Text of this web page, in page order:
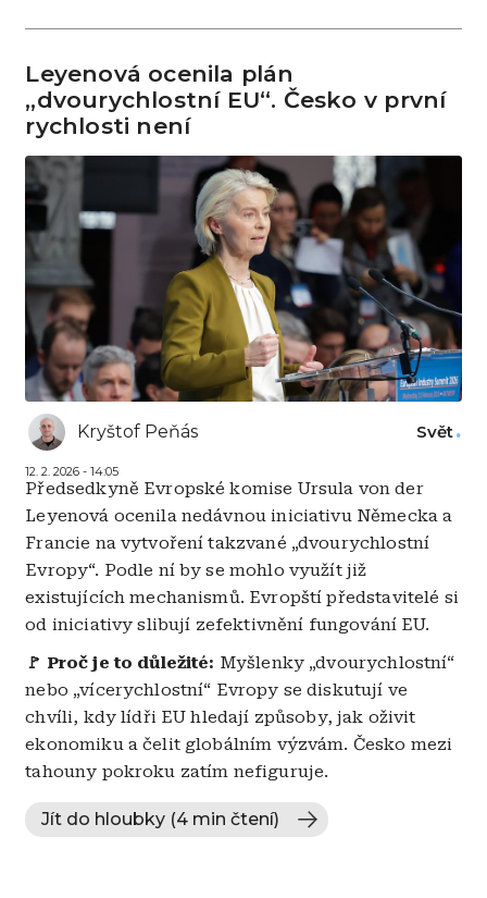
Leyenová ocenila plán
„dvourychlostní EU“. Česko v první
rychlosti není
Kryštof Peňás
12. 2. 2026 - 14:05
Svět
Předsedkyně Evropské komise Ursula von der
Leyenová ocenila nedávnou iniciativu Německa a
Francie na vytvoření takzvané „dvourychlostní
Evropy“. Podle ní by se mohlo využít již
existujících mechanismů. Evropští představitelé si
od iniciativy slibují zefektivnění fungování EU.
🚩 Proč je to důležité: Myšlenky „dvourychlostní“
nebo „vícerychlostní“ Evropy se diskutují ve
chvíli, kdy lídři EU hledají způsoby, jak oživit
ekonomiku a čelit globálním výzvám. Česko mezi
tahouny pokroku zatím nefiguruje.
Jít do hloubky (4 min čtení)